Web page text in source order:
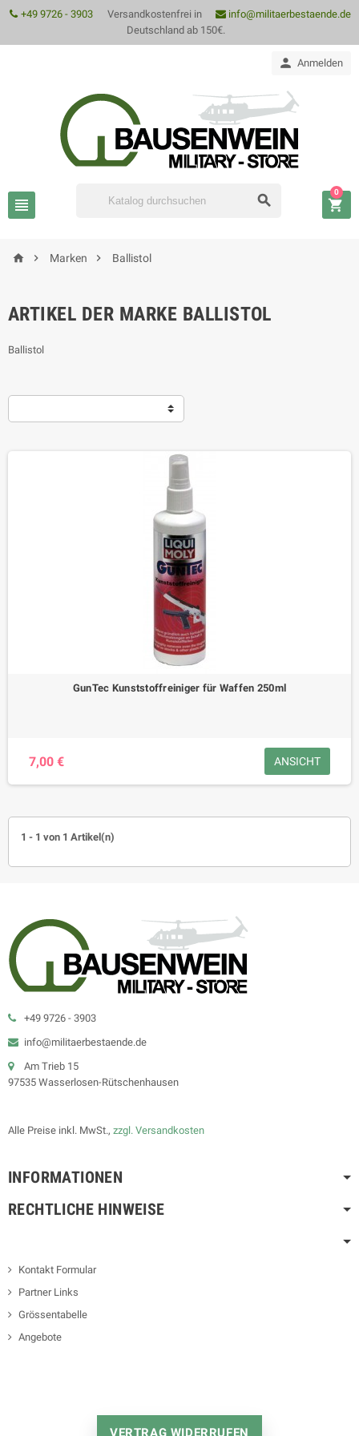
+49 9726 - 3903 info@militaerbestaende.de
Versandkostenfrei in
Deutschland ab 150€.
 Anmelden
  
0
  Marken  Ballistol
ARTIKEL DER MARKE BALLISTOL
Ballistol
GunTec Kunststoffreiniger für Waffen 250ml
7,00 € ANSICHT
1 - 1 von 1 Artikel(n)
+49 9726 - 3903
info@militaerbestaende.de
Am Trieb 15
97535 Wasserlosen-Rütschenhausen
Alle Preise inkl. MwSt., zzgl. Versandkosten
INFORMATIONEN
RECHTLICHE HINWEISE
Kontakt Formular
Partner Links
Grössentabelle
Angebote
VERTRAG WIDERRUFEN